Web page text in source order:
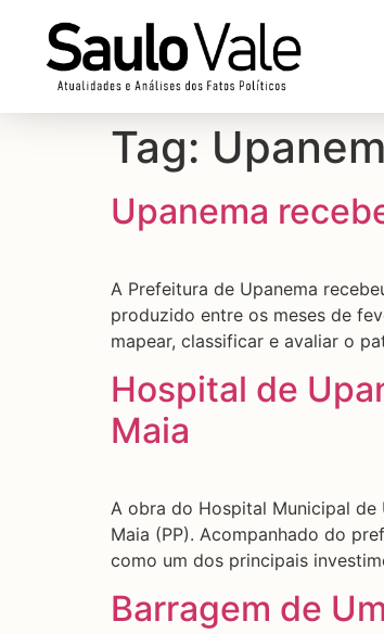
Tag:
Upanema
A Prefeitura de Upanema
produzido entre os meses de
mapear, classificar e avaliar o
Hospital de
Maia
A obra do Hospital Municipal de
Maia (PP). Acompanhado do
como um dos principais
Barragem de